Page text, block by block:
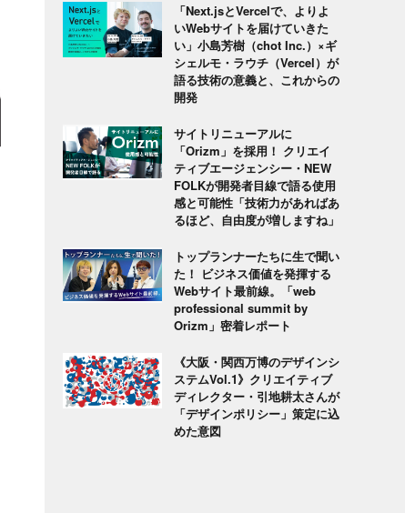
「Next.jsとVercelで、よりよ
いWebサイトを届けていきた
い」小島芳樹（chot Inc.）×ギ
シェルモ・ラウチ（Vercel）が
語る技術の意義と、これからの
開発
サイトリニューアルに
「Orizm」を採用！ クリエイ
ティブエージェンシー・NEW
FOLKが開発者目線で語る使用
感と可能性「技術力があればあ
るほど、自由度が増しますね」
トップランナーたちに生で聞い
た！ ビジネス価値を発揮する
Webサイト最前線。「web
professional summit by
Orizm」密着レポート
《大阪・関西万博のデザインシ
ステムVol.1》クリエイティブ
ディレクター・引地耕太さんが
「デザインポリシー」策定に込
めた意図